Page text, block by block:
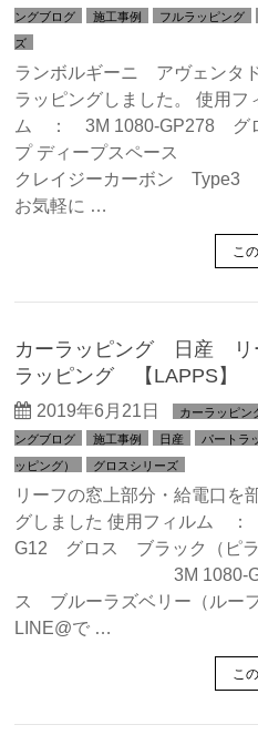
ングブログ
施工事例 フルラッピング
ズ
ランボルギーニ アヴェンタ
ラッピングしました。 使用フ
ム ： 3M 1080-GP278 グ
プ ディープス
クレイジーカーボン Type3
お気軽に …
こ
カーラッピング 日産
ラッピング 【LAPPS】
2019年6月21日 カーラッピン
ングブログ
施工事例 日産
パートラ
ッピング）
グロスシリーズ
リーフの窓上部分・給電口を
グしました 使用フィルム
G12 グロス ブラック（ピラ
3M 1080-
ス ブルーラズベリー（ルーフ
LINE@で …
こ